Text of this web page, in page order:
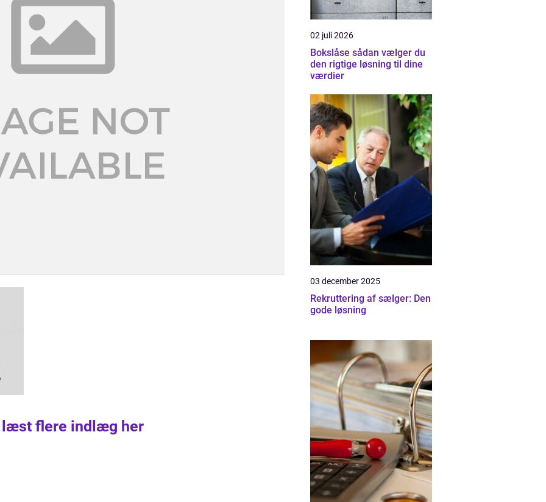
læst flere indlæg her
02 juli 2026
Bokslåse sådan vælger du
den rigtige løsning til dine
værdier
03 december 2025
Rekruttering af sælger: Den
gode løsning